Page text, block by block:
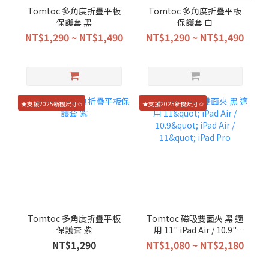
Tomtoc 多角度折疊平板
保護套 黑
NT$1,290 ~ NT$1,490
Tomtoc 多角度折疊平板
保護套 白
NT$1,290 ~ NT$1,490
★支援2025新機尺寸✩
Tomtoc 多角度折疊平板
保護套 紫
NT$1,290
★支援2025新機尺寸✩
Tomtoc 磁吸雙面夾 黑 適
用 11" iPad Air / 10.9"
iPad Air / 11" iPad Pro
NT$1,080 ~ NT$2,180